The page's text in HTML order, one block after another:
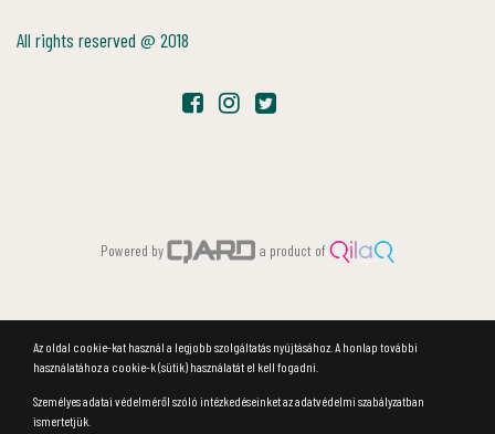
All rights reserved @ 2018
Powered by a product of
Az oldal cookie-kat használ a legjobb szolgáltatás nyújtásához. A honlap további
használatához a cookie-k (sütik) használatát el kell fogadni.
Személyes adatai védelméről szóló intézkedéseinket az adatvédelmi szabályzatban
ismertetjük.